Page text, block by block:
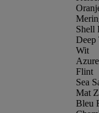
Shell
Deep
Wit
Azure
Flint
Sea
Mat
Bleu